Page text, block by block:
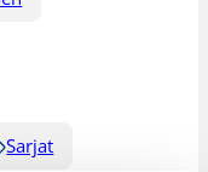
Sarjat